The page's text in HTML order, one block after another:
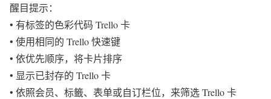
醒目提示：
• 有标签的色彩代码 Trello 卡
• 使用相同的 Trello 快速键
• 依优先顺序，将卡片排序
• 显示已封存的 Trello 卡
• 依照会员、标籤、表单或自订栏位，来筛选 Trello 卡